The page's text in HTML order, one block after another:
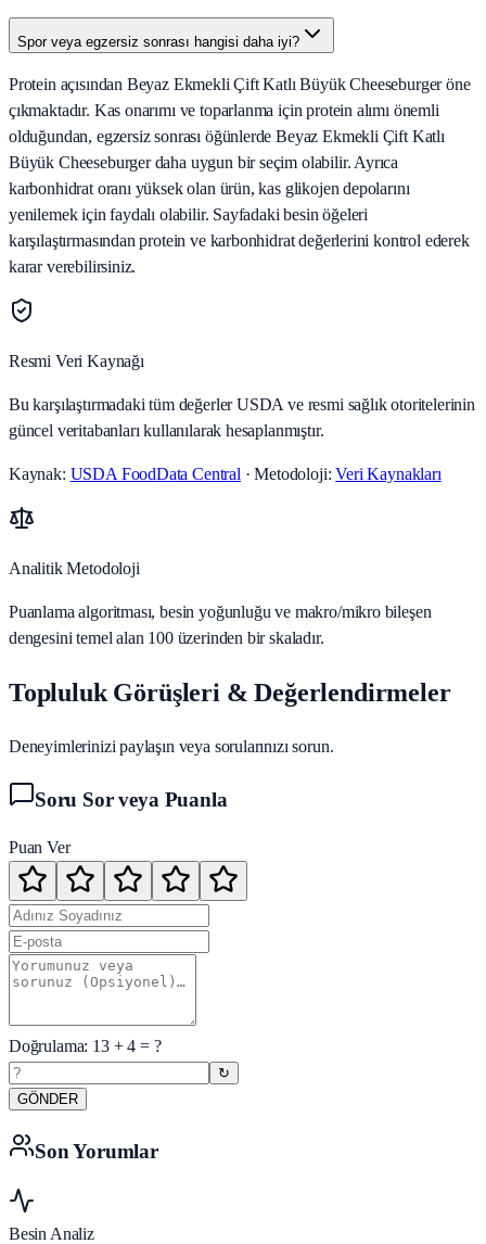
Spor veya egzersiz sonrası hangisi daha iyi?
Protein açısından Beyaz Ekmekli Çift Katlı Büyük Cheeseburger öne
çıkmaktadır. Kas onarımı ve toparlanma için protein alımı önemli
olduğundan, egzersiz sonrası öğünlerde Beyaz Ekmekli Çift Katlı
Büyük Cheeseburger daha uygun bir seçim olabilir. Ayrıca
karbonhidrat oranı yüksek olan ürün, kas glikojen depolarını
yenilemek için faydalı olabilir. Sayfadaki besin öğeleri
karşılaştırmasından protein ve karbonhidrat değerlerini kontrol ederek
karar verebilirsiniz.
Resmi Veri Kaynağı
Bu karşılaştırmadaki tüm değerler USDA ve resmi sağlık otoritelerinin
güncel veritabanları kullanılarak hesaplanmıştır.
Kaynak: USDA FoodData Central · Metodoloji:Veri Kaynakları
Analitik Metodoloji
Puanlama algoritması, besin yoğunluğu ve makro/mikro bileşen
dengesini temel alan 100 üzerinden bir skaladır.
Topluluk Görüşleri & Değerlendirmeler
Deneyimlerinizi paylaşın veya sorularınızı sorun.
Soru Sor veya Puanla
Puan Ver
Doğrulama: 13+4 = ?
↻
GÖNDER
Son Yorumlar
Besin Analiz